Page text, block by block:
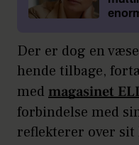
Der er dog en
hende tilbage,
med magasinet
forbindelse med
reflekterer over sit